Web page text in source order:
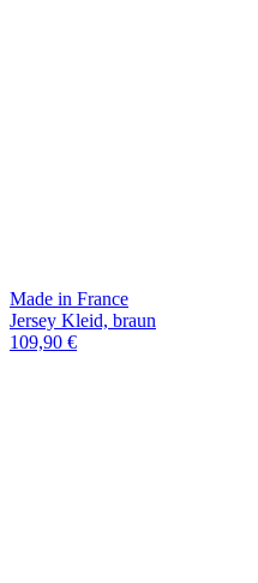
Made in France
Jersey Kleid, braun
109,90 €